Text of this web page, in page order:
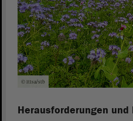
© ltlsa/stb
Herausforderungen